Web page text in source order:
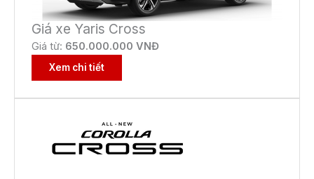
Giá xe Yaris Cross
Giá từ: 650.000.000 VNĐ
Xem chi tiết